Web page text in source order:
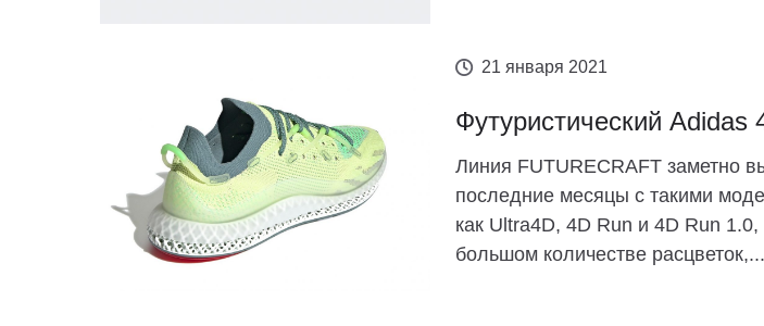
21 января 2021
Футуристический Adidas
Линия FUTURECRAFT заметно
последние месяцы с такими
как Ultra4D, 4D Run и 4D Run
большом количестве расцветок,...